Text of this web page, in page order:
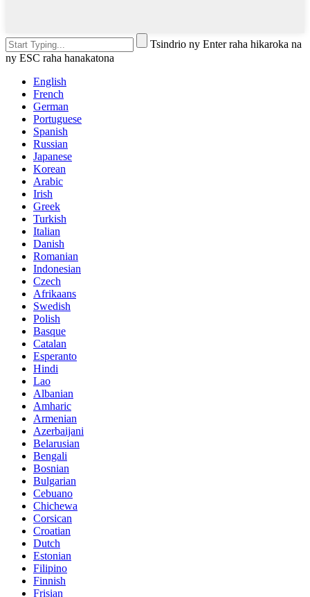
Tsindrio ny Enter raha hikaroka na
ny ESC raha hanakatona
English
French
German
Portuguese
Spanish
Russian
Japanese
Korean
Arabic
Irish
Greek
Turkish
Italian
Danish
Romanian
Indonesian
Czech
Afrikaans
Swedish
Polish
Basque
Catalan
Esperanto
Hindi
Lao
Albanian
Amharic
Armenian
Azerbaijani
Belarusian
Bengali
Bosnian
Bulgarian
Cebuano
Chichewa
Corsican
Croatian
Dutch
Estonian
Filipino
Finnish
Frisian